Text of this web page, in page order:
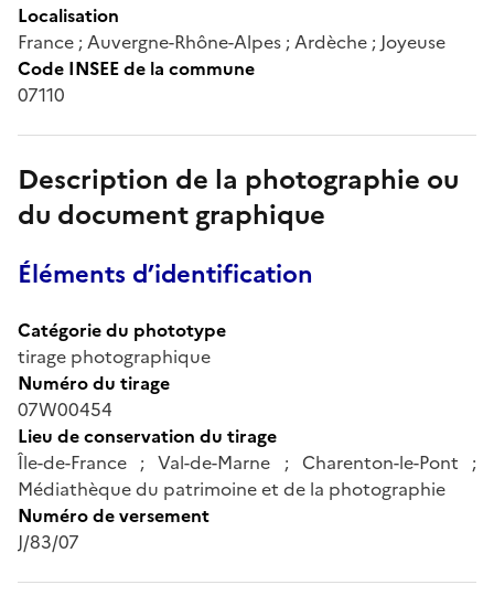
Localisation
France ; Auvergne-Rhône-Alpes ; Ardèche ; Joyeuse
Code INSEE de la commune
07110
Description de la photographie ou
du document graphique
Éléments d’identification
Catégorie du phototype
tirage photographique
Numéro du tirage
07W00454
Lieu de conservation du tirage
Île-de-France ; Val-de-Marne ; Charenton-le-Pont ;
Médiathèque du patrimoine et de la photographie
Numéro de versement
J/83/07